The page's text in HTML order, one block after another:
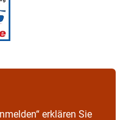
erklären Sie